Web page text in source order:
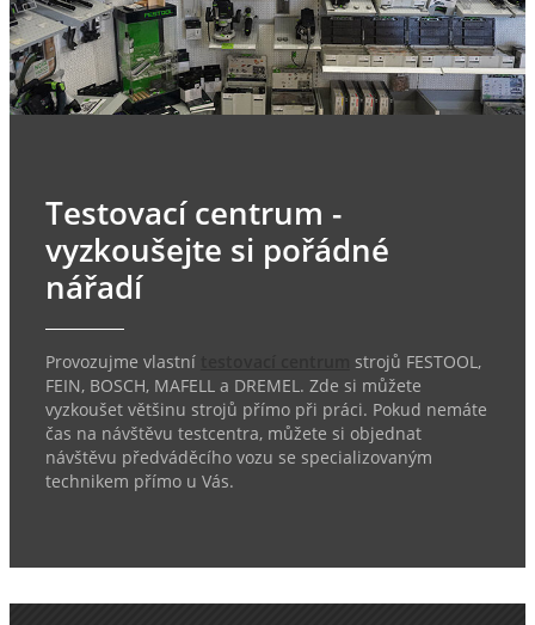
Testovací centrum -
vyzkoušejte si pořádné
nářadí
Provozujme vlastní
strojů FESTOOL,
FEIN, BOSCH, MAFELL a DREMEL. Zde si můžete
vyzkoušet většinu strojů přímo při práci. Pokud nemáte
čas na návštěvu testcentra, můžete si objednat
návštěvu předváděcího vozu se specializovaným
technikem přímo u Vás.